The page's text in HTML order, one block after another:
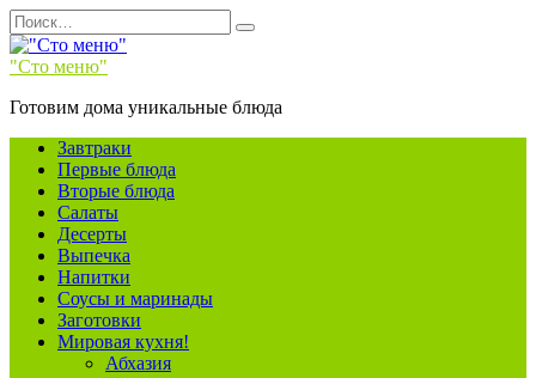
Перейти
к
содержанию
Search
for:
"Сто меню"
Готовим дома уникальные блюда
Завтраки
Первые блюда
Вторые блюда
Салаты
Десерты
Выпечка
Напитки
Соусы и маринады
Заготовки
Мировая кухня!
Абхазия